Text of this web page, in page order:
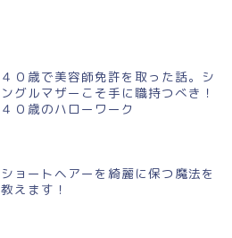
４０歳で美容師免許を取った話。シ
ングルマザーこそ手に職持つべき！
４０歳のハローワーク
ショートヘアーを綺麗に保つ魔法を
教えます！